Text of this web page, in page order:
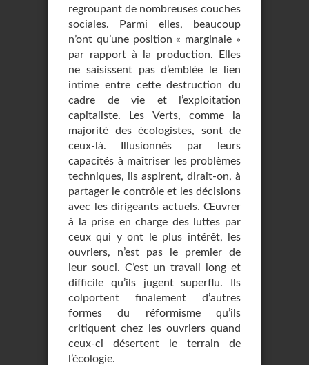
regroupant de nombreuses couches
sociales. Parmi elles, beaucoup
n’ont qu’une position « marginale »
par rapport à la production. Elles
ne saisissent pas d’emblée le lien
intime entre cette destruction du
cadre de vie et l’exploitation
capitaliste. Les Verts, comme la
majorité des écologistes, sont de
ceux-là. Illusionnés par leurs
capacités à maîtriser les problèmes
techniques, ils aspirent, dirait-on, à
partager le contrôle et les décisions
avec les dirigeants actuels. Œuvrer
à la prise en charge des luttes par
ceux qui y ont le plus intérêt, les
ouvriers, n’est pas le premier de
leur souci. C’est un travail long et
difficile qu’ils jugent superflu. Ils
colportent finalement d’autres
formes du réformisme qu’ils
critiquent chez les ouvriers quand
ceux-ci désertent le terrain de
l’écologie.